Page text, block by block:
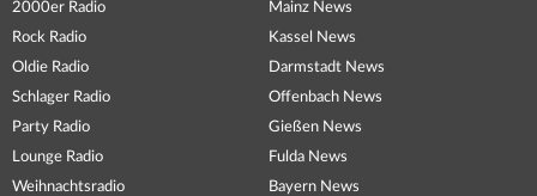
2000er Radio
Rock Radio
Oldie Radio
Schlager Radio
Party Radio
Lounge Radio
Weihnachtsradio
Mainz News
Kassel News
Darmstadt News
Offenbach News
Gießen News
Fulda News
Bayern News